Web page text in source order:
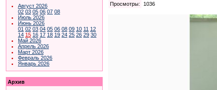
Август 2026
02 03 05 06 07 08
Июль 2026
Июнь 2026
01 02 03 04 05 06 08 09 10 11 12
14 15 16 17 18 19 24 25 26 29 30
Май 2026
Апрель 2026
Март 2026
Февраль 2026
Январь 2026
Архив
Просмотры:
1036